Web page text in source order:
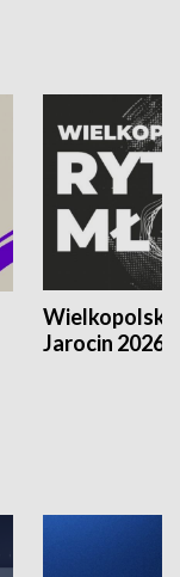
Jarocin 2026